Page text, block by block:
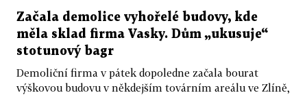
Začala demolice vyhořelé budovy, kde
měla sklad firma Vasky. Dům „ukusuje“
stotunový bagr
Demoliční firma v pátek dopoledne začala bourat
výškovou budovu v někdejším továrním areálu ve Zlíně,